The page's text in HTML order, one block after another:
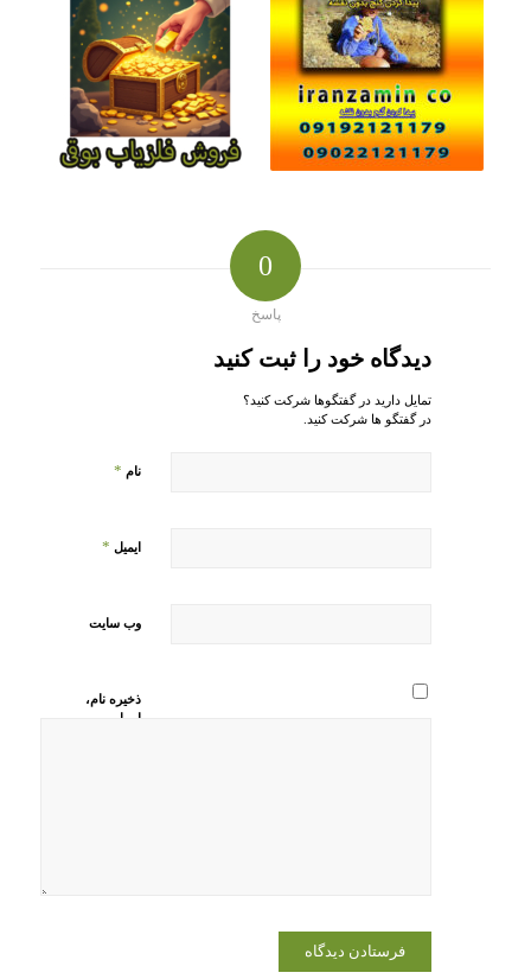
0
پاسخ
دیدگاه خود را ثبت کنید
تمایل دارید در گفتگوها شرکت کنید؟
در گفتگو ها شرکت کنید.
نام *
ایمیل *
وب‌ سایت
ذخیره نام،
ایمیل و